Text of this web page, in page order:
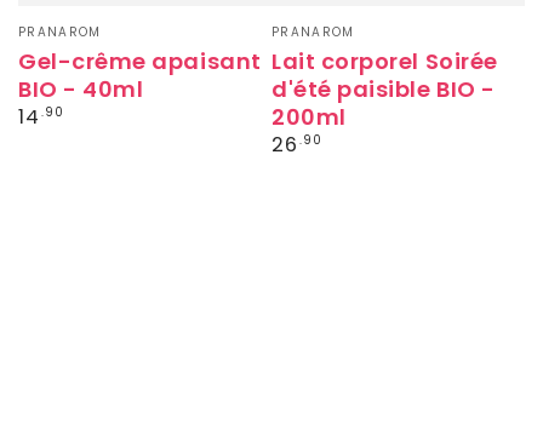
Fournisseur:
PRANAROM
Gel-crême apaisant
BIO - 40ml
Prix
14 .90
Fournisseur:
PRANAROM
Lait corporel Soirée
d'été paisible BIO -
200ml
Prix
26 .90